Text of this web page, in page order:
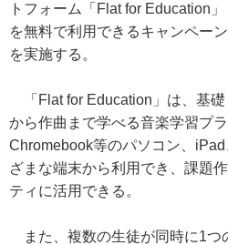
トフォーム「Flat for Education」
を無料で利用できるキャンペーン
を実施する。
「Flat for Education」は、基礎
から作曲まで学べる音楽学習プラ
Chromebook等のパソコン、
ざまな端末から利用でき、課題
ティに活用できる。
また、複数の生徒が同時に1つ